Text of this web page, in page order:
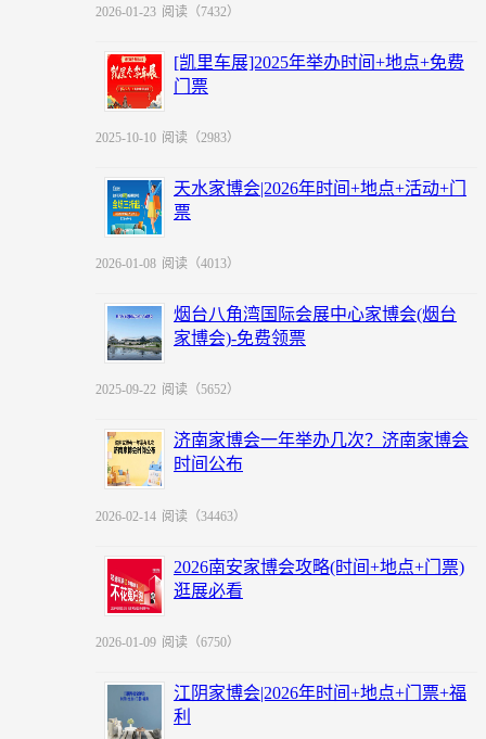
2026-01-23 阅读（7432）
[凯里车展]2025年举办时间+地点+免费
门票
2025-10-10 阅读（2983）
天水家博会|2026年时间+地点+活动+门
票
2026-01-08 阅读（4013）
烟台八角湾国际会展中心家博会(烟台
家博会)-免费领票
2025-09-22 阅读（5652）
济南家博会一年举办几次？济南家博会
时间公布
2026-02-14 阅读（34463）
2026南安家博会攻略(时间+地点+门票)
逛展必看
2026-01-09 阅读（6750）
江阴家博会|2026年时间+地点+门票+福
利